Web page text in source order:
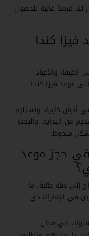
لك فرصة عالية للحصول
كندا
والأعياد
موعد فيزا كندا
أحيان كثيرة، وتستلزم
من البداية، والبحث
ملحوظ.
حجز موعد
إلى دقة عالية، ما
في الإمارات ذي